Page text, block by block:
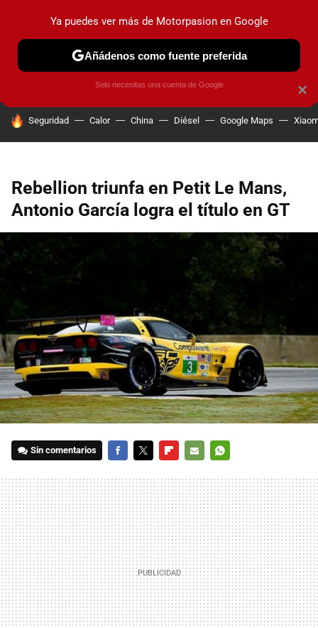
PRUEBAS COCHES ELÉCTRICOS OBSERVATORIO
HOY SE HABLA DE
Seguridad Calor China Diésel Google Maps
Rebellion triunfa en Petit Le Mans,
Antonio García logra el título en GT
Sin comentarios
MAIL
×
Ya puedes ver más de Motorpasion en Google
Añádenos como fuente preferida
Solo necesitas una cuenta de Google